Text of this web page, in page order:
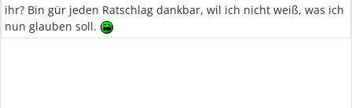
ihr? Bin gür jeden Ratschlag dankbar, wil ich nicht weiß, was ich
nun glauben soll.